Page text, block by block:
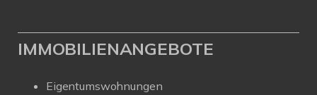
IMMOBILIENANGEBOTE
Eigentumswohnungen